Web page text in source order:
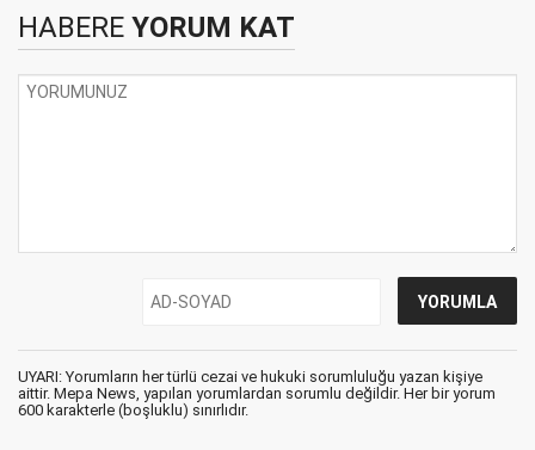
HABERE YORUM KAT
UYARI: Yorumların her türlü cezai ve hukuki sorumluluğu yazan kişiye
aittir. Mepa News, yapılan yorumlardan sorumlu değildir. Her bir yorum
600 karakterle (boşluklu) sınırlıdır.